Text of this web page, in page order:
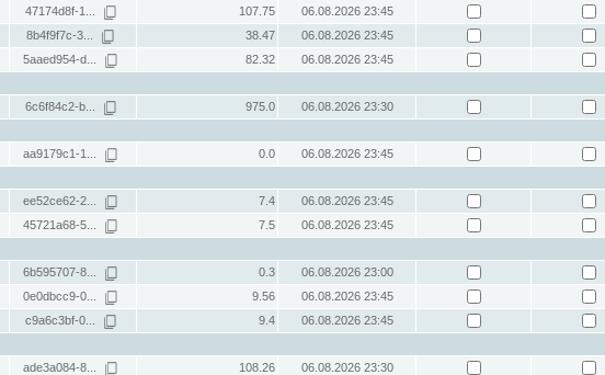
47174d8f-1... 107.75
06.08.2026 23:45
8b4f9f7c-3... 38.47
06.08.2026 23:45
5aaed954-d... 82.32
06.08.2026 23:45
6c6f84c2-b... 975.0
06.08.2026 23:30
aa9179c1-1... 0.0
06.08.2026 23:45
ee52ce62-2... 7.4
06.08.2026 23:45
45721a68-5... 7.5
06.08.2026 23:45
6b595707-8... 0.3
06.08.2026 23:00
0e0dbcc9-0... 9.56
06.08.2026 23:45
c9a6c3bf-0... 9.4
06.08.2026 23:45
ade3a084-8... 108.26
06.08.2026 23:30